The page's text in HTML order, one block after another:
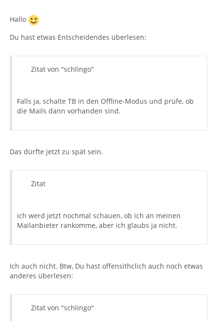
Hallo
Du hast etwas Entscheidendes überlesen:
Zitat von "schlingo"
Falls ja, schalte TB in den Offline-Modus und prüfe, ob
die Mails dann vorhanden sind.
Das dürfte jetzt zu spät sein.
Zitat
ich werd jetzt nochmal schauen, ob ich an meinen
Mailanbieter rankomme, aber ich glaubs ja nicht.
Ich auch nicht. Btw, Du hast offensithclich auch noch etwas
anderes überlesen:
Zitat von "schlingo"